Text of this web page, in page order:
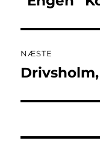
NÆSTE
Næste